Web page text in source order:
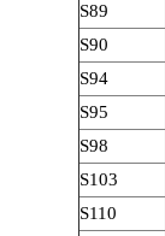
S89
S90
S94
S95
S98
S103
S110